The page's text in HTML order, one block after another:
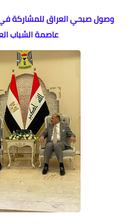
وصول صبحي العراق للمشاركة في
عاصمة الشباب